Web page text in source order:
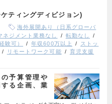
ティングディビジョン)
海外展開あり（日系グローバ
ネジメント業務なし
転勤なし
験可） 年収600万以上
ストッ
リモートワーク可能
育児支援
予算管理や
る企画、業